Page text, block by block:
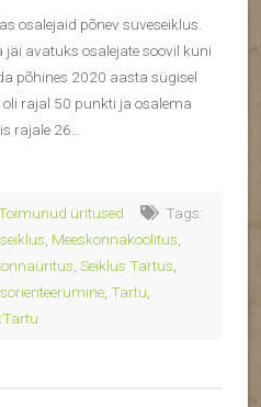
osalejaid põnev suveseiklus.
avatuks osalejate soovil kuni
põhines 2020 aasta sügisel
rajal 50 punkti ja osalema
rajale 26…
üritused
Tags:
Meeskonnakoolitus
Seiklus Tartus
Tartu